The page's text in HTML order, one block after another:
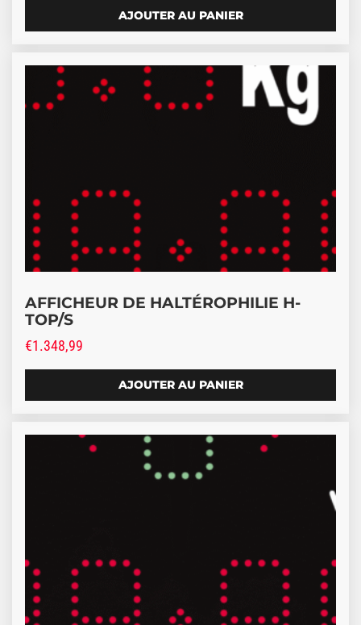
AJOUTER AU PANIER
AFFICHEUR DE HALTÉROPHILIE H-
TOP/S
€1.348,99
AJOUTER AU PANIER